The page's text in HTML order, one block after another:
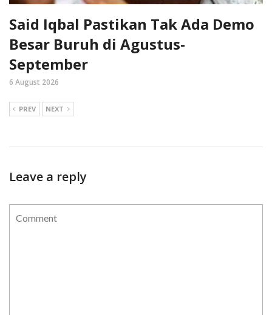
Said Iqbal Pastikan Tak Ada Demo
Besar Buruh di Agustus-
September
6 August 2026
PREV NEXT
Leave a reply